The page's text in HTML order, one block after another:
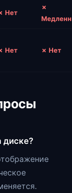
Нет
✗
Нет ✗ Нет
диске?